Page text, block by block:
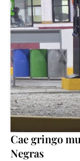
Cae gringo
Negras